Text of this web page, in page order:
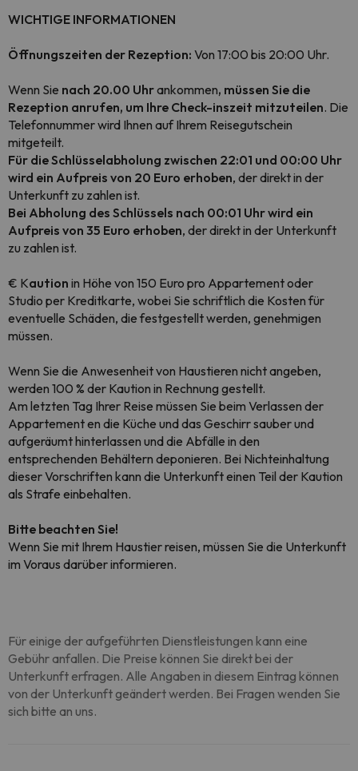
WICHTIGE INFORMATIONEN
Öffnungszeiten der Rezeption: Von 17:00 bis 20:00 Uhr.
Wenn Sie nach 20.00 Uhrankommen, müssen Sie die
Rezeption anrufen, um Ihre Check-inszeit mitzuteilen. Die
Telefonnummer wird Ihnen auf Ihrem Reisegutschein
mitgeteilt.
Für die Schlüsselabholung zwischen 22:01 und 00:00 Uhr
wird ein Aufpreis von 20 Euro erhoben, der direkt in der
Unterkunft zu zahlen ist.
Bei Abholung des Schlüssels nach 00:01 Uhr wird ein
Aufpreis von 35 Euro erhoben, der direkt in der Unterkunft
zu zahlen ist.
€ Kaution in Höhe von 150 Euro pro Appartement oder
Studio per Kreditkarte, wobei Sie schriftlich die Kosten für
eventuelle Schäden, die festgestellt werden, genehmigen
müssen.
Wenn Sie die Anwesenheit von Haustieren nicht angeben,
werden 100 % der Kaution in Rechnung gestellt.
Am letzten Tag Ihrer Reise müssen Sie beim Verlassen der
Appartement en die Küche und das Geschirr sauber und
aufgeräumt hinterlassen und die Abfälle in den
entsprechenden Behältern deponieren. Bei Nichteinhaltung
dieser Vorschriften kann die Unterkunft einen Teil der Kaution
als Strafe einbehalten.
Bitte beachten Sie!
Wenn Sie mit Ihrem Haustier reisen, müssen Sie die Unterkunft
im Voraus darüber informieren.
Für einige der aufgeführten Dienstleistungen kann eine
Gebühr anfallen. Die Preise können Sie direkt bei der
Unterkunft erfragen. Alle Angaben in diesem Eintrag können
von der Unterkunft geändert werden. Bei Fragen wenden Sie
sich bitte an uns.